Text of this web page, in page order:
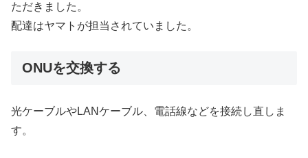
ただきました。
配達はヤマトが担当されていました。
ONUを交換する
光ケーブルやLANケーブル、電話線などを接続し直しま
す。